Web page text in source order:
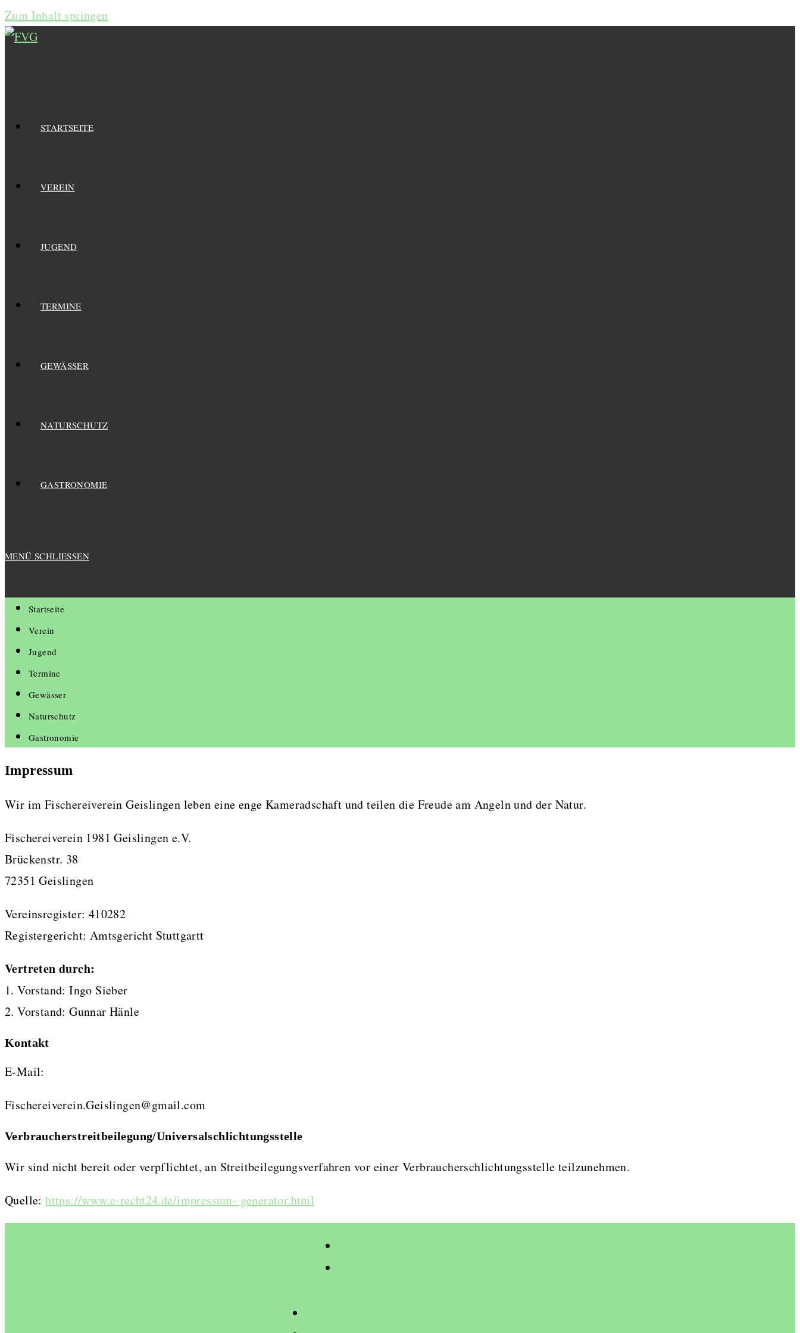
Zum Inhalt springen
STARTSEITE
VEREIN
JUGEND
TERMINE
GEWÄSSER
NATURSCHUTZ
GASTRONOMIE
MENÜ SCHLIESSEN
Startseite
Verein
Jugend
Termine
Gewässer
Naturschutz
Gastronomie
Impressum
Wir im Fischereiverein Geislingen leben eine enge Kameradschaft und teilen die Freude am Angeln und der Natur.
Fischereiverein 1981 Geislingen e.V.
Brückenstr. 38
72351 Geislingen
Vereinsregister: 410282
Registergericht: Amtsgericht Stuttgartt
Vertreten durch:
1. Vorstand: Ingo Sieber
2. Vorstand: Gunnar Hänle
Kontakt
E-Mail:
Fischereiverein.Geislingen@gmail.com
Verbraucher­streit­beilegung/Universal­schlichtungs­stelle
Wir sind nicht bereit oder verpflichtet, an Streitbeilegungsverfahren vor einer Verbraucherschlichtungsstelle teilzunehmen.
Quelle:https://www.e-recht24.de/impressum- generator.html